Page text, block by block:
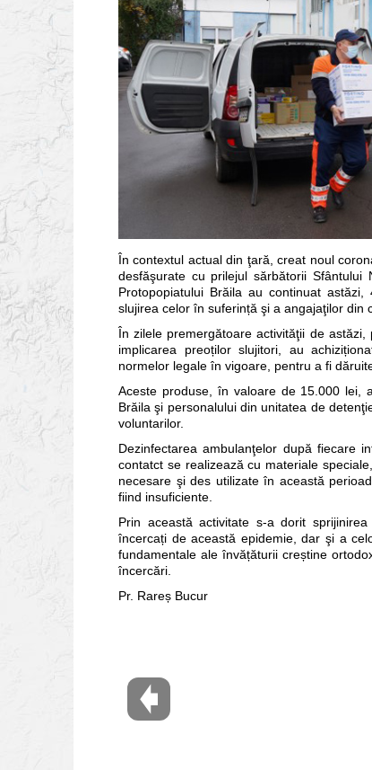
În contextul actual din ţară, creat noul
desfăşurate cu prilejul sărbătorii
Protopopiatului Brăila au continuat
slujirea celor în suferință şi a angajaţilor din
În zilele premergătoare activităţii de astăzi,
implicarea preoților slujitori, au
normelor legale în vigoare, pentru a fi
Aceste produse, în valoare de 15.000 lei,
Brăila şi personalului din unitatea de
voluntarilor.
Dezinfectarea ambulanţelor după fiecare
contatct se realizează cu materiale
necesare şi des utilizate în această
fiind insuficiente.
Prin această activitate s-a dorit
încercați de această epidemie, dar şi a
fundamentale ale învățăturii creștine
încercări.
Pr. Rareș Bucur